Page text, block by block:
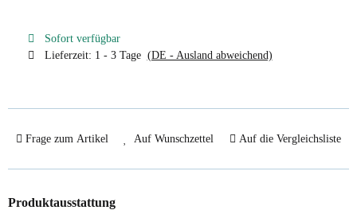
Sofort verfügbar
Lieferzeit: 1 - 3 Tage (DE - Ausland abweichend)
Frage zum Artikel Auf Wunschzettel Auf die Vergleichsliste
Produktausstattung